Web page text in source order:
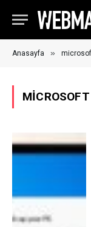
Anasayfa »
MICROSOFT